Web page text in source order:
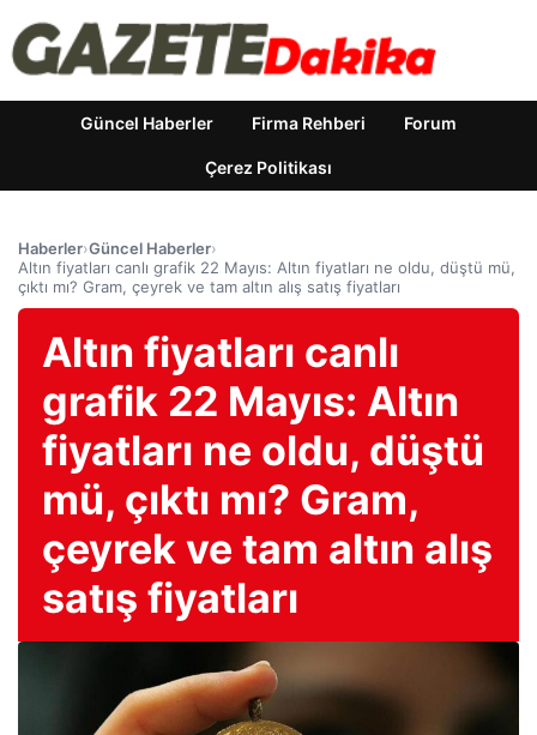
Güncel Haberler Firma Rehberi Forum
Çerez Politikası
Haberler›Güncel Haberler›
Altın fiyatları canlı grafik 22 Mayıs: Altın fiyatları ne oldu, düştü mü,
çıktı mı? Gram, çeyrek ve tam altın alış satış fiyatları
Altın fiyatları canlı
grafik 22 Mayıs: Altın
fiyatları ne oldu, düştü
mü, çıktı mı? Gram,
çeyrek ve tam altın alış
satış fiyatları